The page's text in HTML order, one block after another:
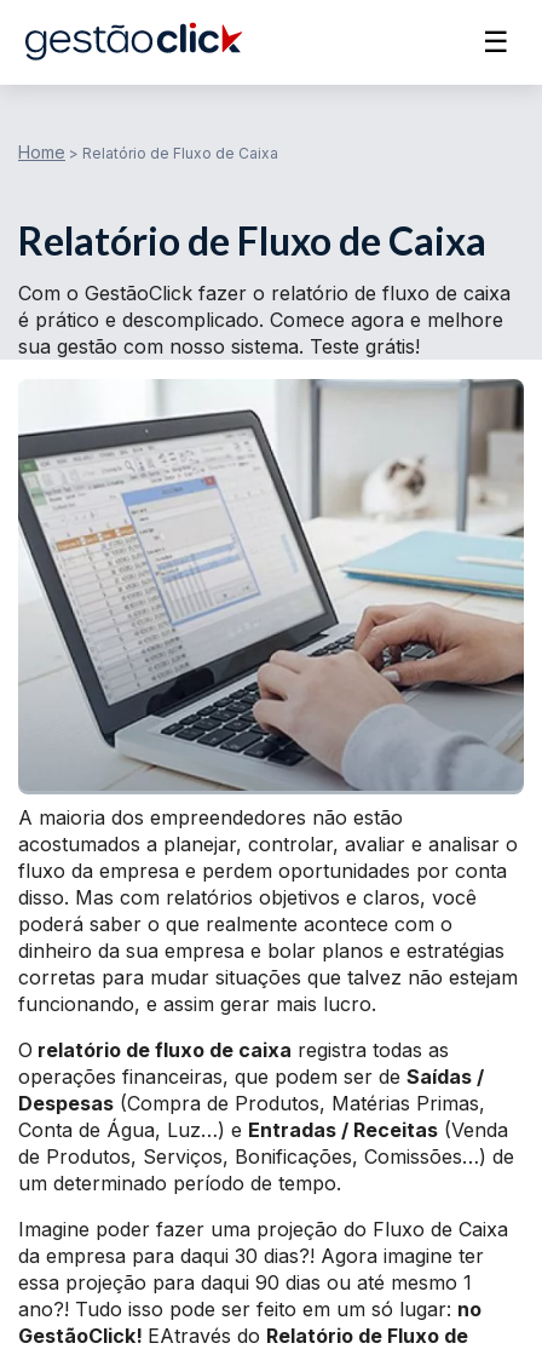
☰
Home > Relatório de Fluxo de Caixa
Relatório de Fluxo de Caixa
Com o GestãoClick fazer o relatório de fluxo de caixa
é prático e descomplicado. Comece agora e melhore
sua gestão com nosso sistema. Teste grátis!
A maioria dos empreendedores não estão
acostumados a planejar, controlar, avaliar e analisar o
fluxo da empresa e perdem oportunidades por conta
disso. Mas com relatórios objetivos e claros, você
poderá saber o que realmente acontece com o
dinheiro da sua empresa e bolar planos e estratégias
corretas para mudar situações que talvez não estejam
funcionando, e assim gerar mais lucro.
O relatório de fluxo de caixa registra todas as
operações financeiras, que podem ser de Saídas /
Despesas (Compra de Produtos, Matérias Primas,
Conta de Água, Luz…) e Entradas / Receitas (Venda
de Produtos, Serviços, Bonificações, Comissões…) de
um determinado período de tempo.
Imagine poder fazer uma projeção do Fluxo de Caixa
da empresa para daqui 30 dias?! Agora imagine ter
essa projeção para daqui 90 dias ou até mesmo 1
ano?! Tudo isso pode ser feito em um só lugar: no
GestãoClick! EAtravés do Relatório de Fluxo de